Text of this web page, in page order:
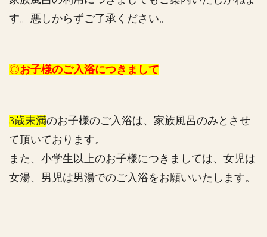
す。悪しからずご了承ください。
◎お子様のご入浴につきまして
3歳未満のお子様のご入浴は、家族風呂のみとさせ
て頂いております。
また、小学生以上のお子様につきましては、女児は
女湯、男児は男湯でのご入浴をお願いいたします。